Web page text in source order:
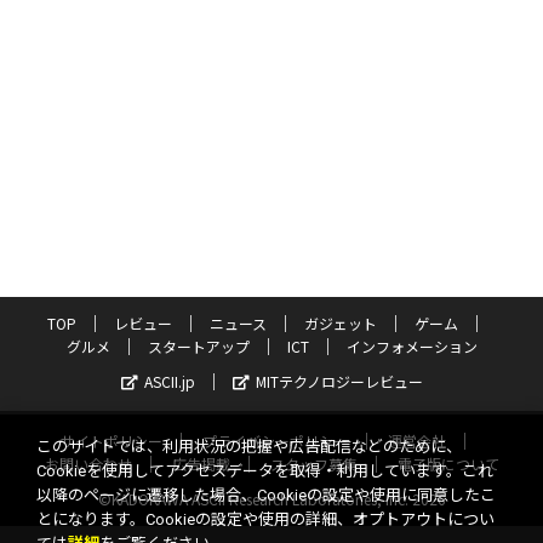
TOP レビュー ニュース ガジェット
ゲーム
グルメ
スタートアップ ICT
インフォメーション
ASCII.jp
MITテクノロジーレビュー
サイトポリシー プライバシーポリシー
運営会社
お問い合わせ
広告掲載 スタッフ募集
電子版について
©KADOKAWA ASCII Research Laboratories, Inc. 2026
このサイトでは、利用状況の把握や広告配信などのために、
Cookieを使用してアクセスデータを取得・利用しています。これ
以降のページに遷移した場合、Cookieの設定や使用に同意したこ
とになります。Cookieの設定や使用の詳細、オプトアウトについ